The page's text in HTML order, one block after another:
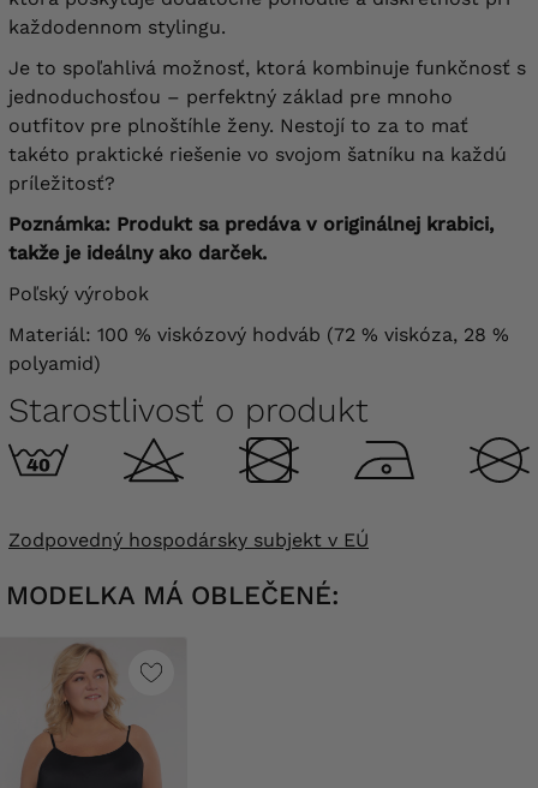
každodennom stylingu.
Je to spoľahlivá možnosť, ktorá kombinuje funkčnosť s
jednoduchosťou – perfektný základ pre mnoho
outfitov pre plnoštíhle ženy. Nestojí to za to mať
takéto praktické riešenie vo svojom šatníku na každú
príležitosť?
Poznámka: Produkt sa predáva v originálnej krabici,
takže je ideálny ako darček.
Poľský výrobok
Materiál: 100 % viskózový hodváb (72 % viskóza, 28 %
polyamid)
Starostlivosť o produkt
Zodpovedný hospodársky subjekt v EÚ
MODELKA MÁ OBLEČENÉ: